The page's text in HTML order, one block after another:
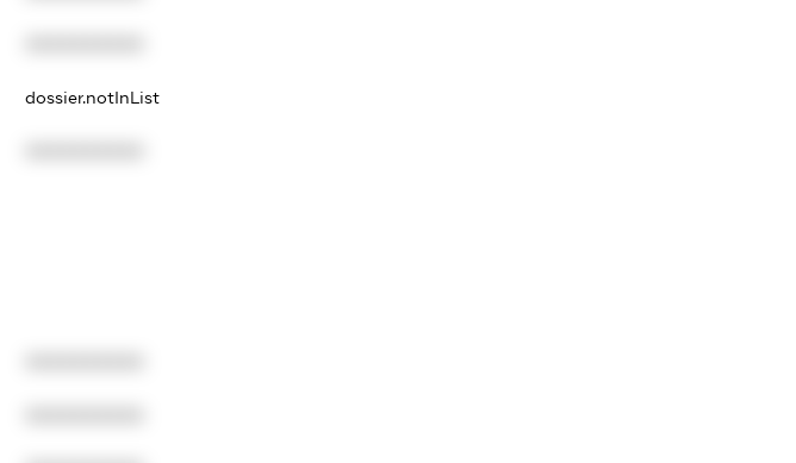
dossier.notInList